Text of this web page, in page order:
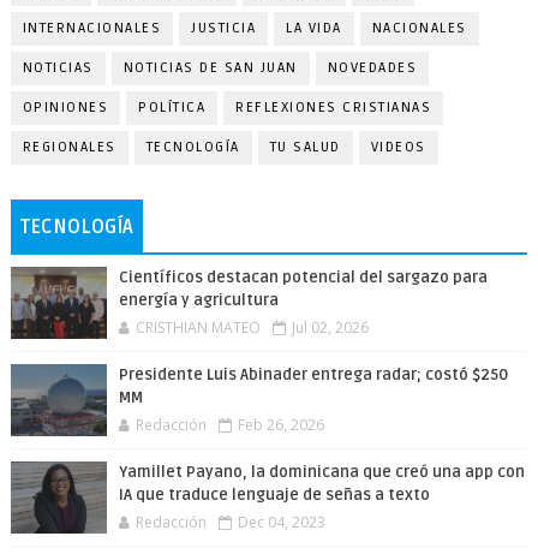
INTERNACIONALES JUSTICIA LA VIDA NACIONALES
NOTICIAS NOTICIAS DE SAN JUAN NOVEDADES
OPINIONES POLÍTICA REFLEXIONES CRISTIANAS
REGIONALES TECNOLOGÍA TU SALUD VIDEOS
TECNOLOGÍA
Científicos destacan potencial del sargazo para
energía y agricultura
CRISTHIAN MATEO Jul 02, 2026
Presidente Luis Abinader entrega radar; costó $250
MM
Redacción Feb 26, 2026
Yamillet Payano, la dominicana que creó una app con
IA que traduce lenguaje de señas a texto
Redacción Dec 04, 2023